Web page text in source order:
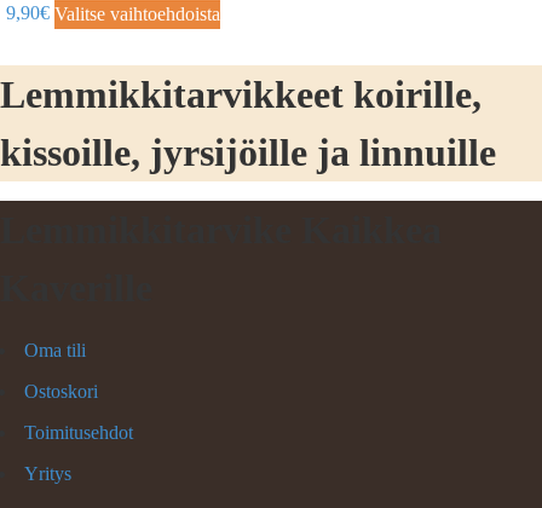
9,90€ Valitse vaihtoehdoista
Lemmikkitarvikkeet koirille,
kissoille, jyrsijöille ja linnuille
Oma tili
Ostoskori
Toimitusehdot
Yritys